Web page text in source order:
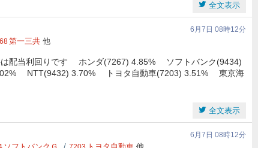
全文表示
6月7日 08時12分
第一三共 他
は配当利回りです ホンダ(7267) 4.85% ソフトバンク(9434)
NTT(9432) 3.70% トヨタ自動車(7203) 3.51% 東京海
全文表示
6月7日 08時12分